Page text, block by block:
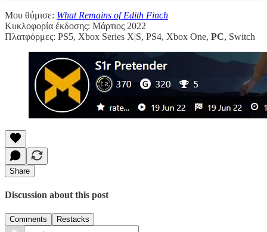
Μου θύμισε: What Remains of Edith Finch
Κυκλοφορία έκδοσης: Μάρτιος 2022
Πλατφόρμες: PS5, Xbox Series X|S, PS4, Xbox One, PC, Switch
Share
Discussion about this post
Comments Restacks